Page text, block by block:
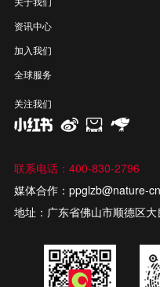
资讯中心
加入我们
全球服务
关注我们
联系电话：400-830-2796
媒体合作：ppglzb@nature-
地址：广东省佛山市顺德区